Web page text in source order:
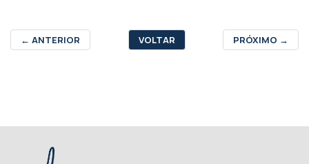
← ANTERIOR VOLTAR PRÓXIMO →